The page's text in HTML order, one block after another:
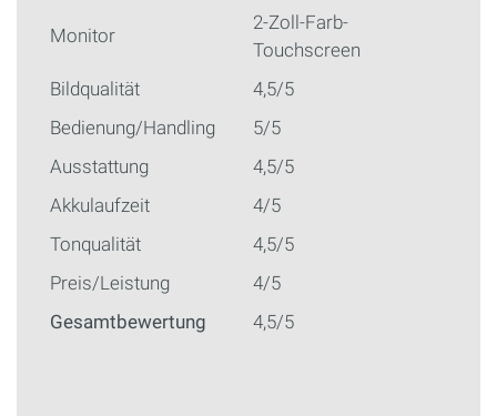
Monitor
2-Zoll-Farb-
Touchscreen
Bildqualität
4,5/5
Bedienung/Handling
5/5
Ausstattung
4,5/5
Akkulaufzeit
4/5
Tonqualität
4,5/5
Preis/Leistung
4/5
Gesamtbewertung
4,5/5